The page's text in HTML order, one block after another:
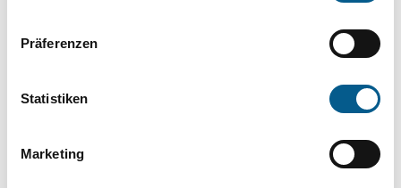
Präferenzen
Statistiken
Marketing
Kategorien verfeinert werden.
Suchen
Aktive Filter: